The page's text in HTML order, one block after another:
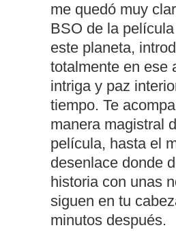
me quedó muy
BSO de la
este planeta,
totalmente en ese
intriga y paz
tiempo. Te
manera magistral
película, hasta el
desenlace donde
historia con unas
siguen en tu
minutos después.